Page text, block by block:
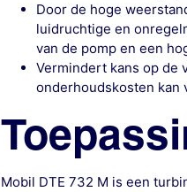
Door de hoge
luidruchtige en
van de pomp en een
Vermindert kans op de
onderhoudskosten kan
Mobil DTE 732 M is een